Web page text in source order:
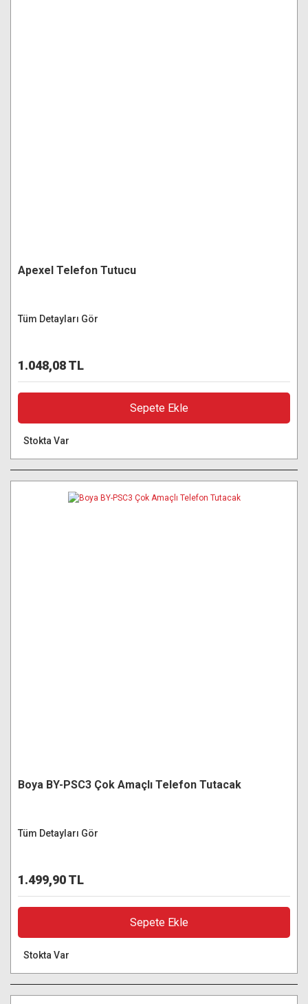
Apexel Telefon Tutucu
Tüm Detayları Gör
1.048,08 TL
Sepete Ekle
Stokta Var
Boya BY-PSC3 Çok Amaçlı Telefon Tutacak
Tüm Detayları Gör
1.499,90 TL
Sepete Ekle
Stokta Var